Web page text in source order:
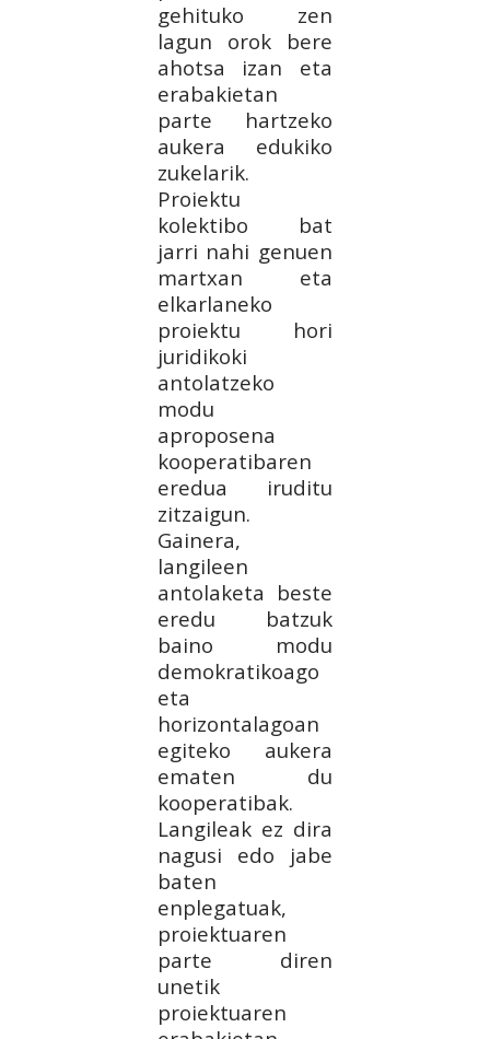
gehituko zen
lagun orok bere
ahotsa izan eta
erabakietan
parte hartzeko
aukera edukiko
zukelarik.
Proiektu
kolektibo bat
jarri nahi genuen
martxan eta
elkarlaneko
proiektu hori
juridikoki
antolatzeko
modu
aproposena
kooperatibaren
eredua iruditu
zitzaigun.
Gainera,
langileen
antolaketa beste
eredu batzuk
baino modu
demokratikoago
eta
horizontalagoan
egiteko aukera
ematen du
kooperatibak.
Langileak ez dira
nagusi edo jabe
baten
enplegatuak,
proiektuaren
parte diren
unetik
proiektuaren